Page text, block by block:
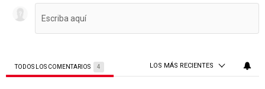
TODOS LOS COMENTARIOS 4 LOS MÁS RECIENTES